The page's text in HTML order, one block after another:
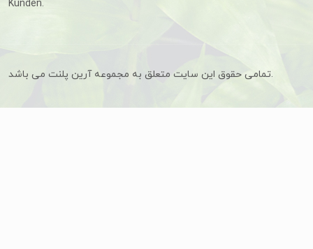
Kunden.
تمامی حقوق این سایت متعلق به مجموعه آرین پلنت می باشد.